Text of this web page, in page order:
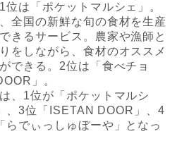
は「ポケットマルシェ」。
全国の新鮮な旬の食材を生産
きるサービス。農家や漁師と
をしながら、食材のオススメ
できる。2位は「食べチョ
」。
、1位が「ポケットマルシ
、3位「ISETAN DOOR」、4
でぃっしゅぼーや」となっ